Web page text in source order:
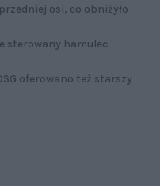
osi, co obniżyło
sterowany hamulec
oferowano też starszy